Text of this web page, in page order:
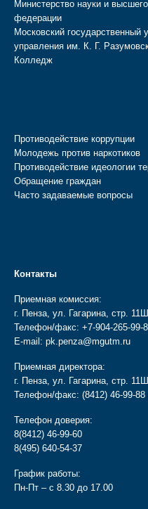
Министерство науки и
федерации
Московский государственный
управления им. К. Г.
Колледж
Противодействие коррупции
Молодежь против наркотиков
Противодействие идеологии
Обращение граждан
Часто задаваемые вопросы
Контакты
Приемная комиссия:
г. Пенза, ул. Гагарина, стр.
Телефон/факс: +7-904-265-99-
E-mail: pk.penza@mgutm.ru
Приемная директора:
г. Пенза, ул. Гагарина, стр.
Телефон/факс: (8412) 46-99-88
Телефон доверия:
8(8412) 46-99-60
8(495) 640-54-37
График работы:
Пн-Пт – с 8.30 до 17.00